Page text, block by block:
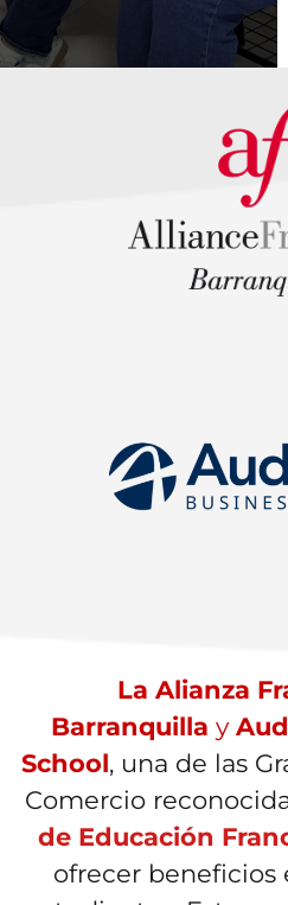
La Alianza
Barranquilla y
School, una de las
Comercio
de Educación
ofrecer beneficios